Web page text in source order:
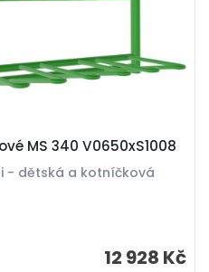
MS 340 V0650xS1008
- dětská a kotníčková
12 928 Kč